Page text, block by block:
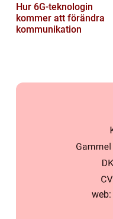
Hur 6G-teknologin
kommer att förändra
kommunikation
web: